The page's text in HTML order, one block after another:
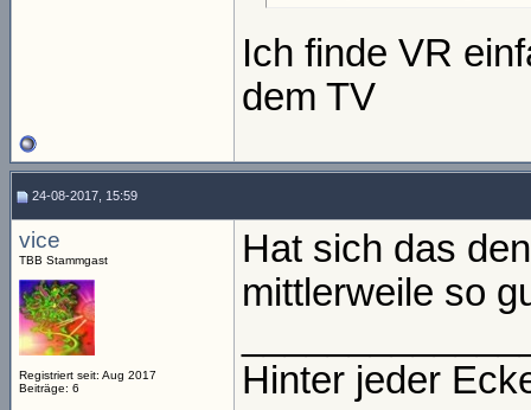
Ich finde VR
dem TV
24-08-2017, 15:59
vice
TBB Stammgast
Registriert seit: Aug 2017
Beiträge: 6
Hat sich das
mittlerweile so
Hinter jeder